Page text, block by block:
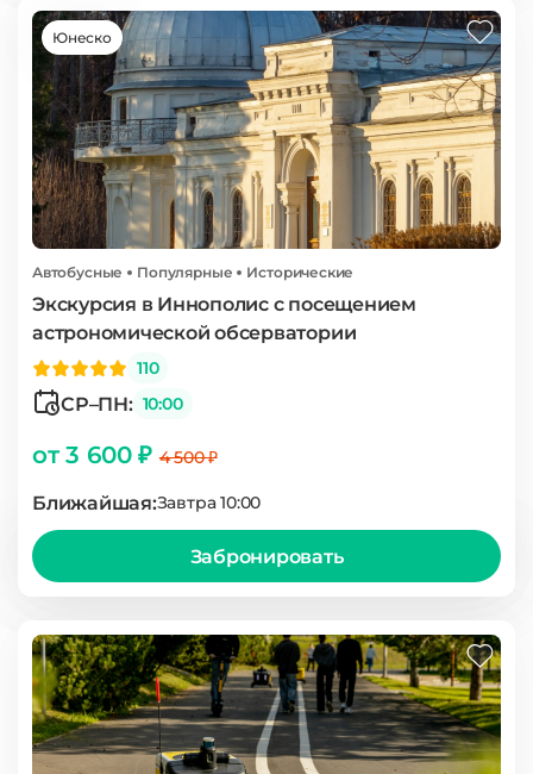
Юнеско
Автобусные Популярные Исторические
Экскурсия в Иннополис с посещением
астрономической обсерватории
110
СР–ПН: 10:00
от 3 600 ₽4 500 ₽
Ближайшая:Завтра 10:00
Забронировать